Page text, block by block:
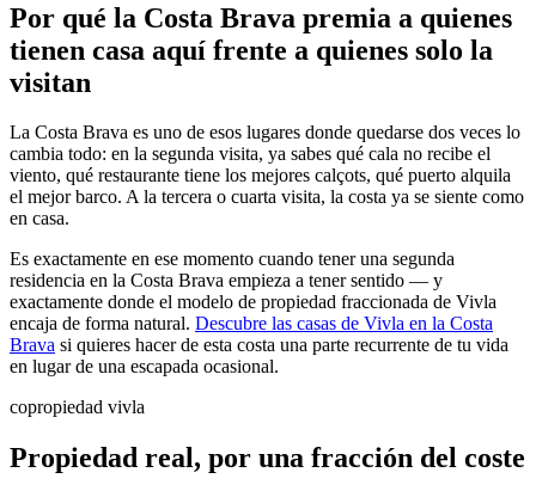
Por qué la Costa Brava premia a quienes
tienen casa aquí frente a quienes solo la
visitan
La Costa Brava es uno de esos lugares donde quedarse dos veces lo
cambia todo: en la segunda visita, ya sabes qué cala no recibe el
viento, qué restaurante tiene los mejores calçots, qué puerto alquila
el mejor barco. A la tercera o cuarta visita, la costa ya se siente como
en casa.
Es exactamente en ese momento cuando tener una segunda
residencia en la Costa Brava empieza a tener sentido — y
exactamente donde el modelo de propiedad fraccionada de Vivla
encaja de forma natural. Descubre las casas de Vivla en la Costa
Brava si quieres hacer de esta costa una parte recurrente de tu vida
en lugar de una escapada ocasional.
copropiedad vivla
Propiedad real, por una fracción del coste